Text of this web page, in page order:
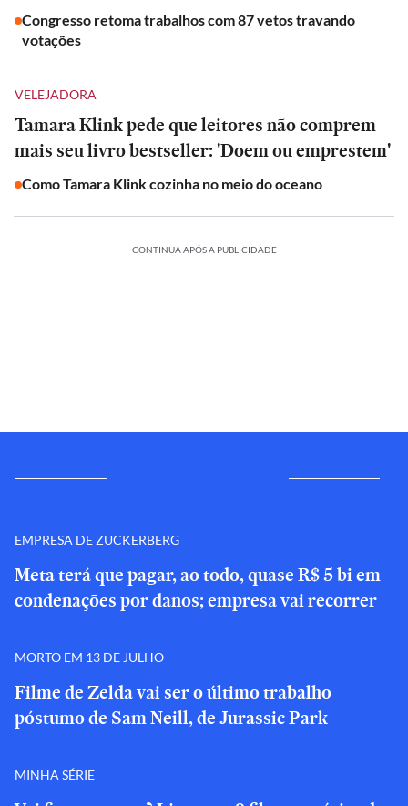
Congresso retoma trabalhos com 87 vetos travando
votações
VELEJADORA
Tamara Klink pede que leitores não comprem
mais seu livro bestseller: 'Doem ou emprestem'
Como Tamara Klink cozinha no meio do oceano
CONTINUA APÓS A PUBLICIDADE
EMPRESA DE ZUCKERBERG
Meta terá que pagar, ao todo, quase R$ 5 bi em
condenações por danos; empresa vai recorrer
MORTO EM 13 DE JULHO
Filme de Zelda vai ser o último trabalho
póstumo de Sam Neill, de Jurassic Park
MINHA SÉRIE